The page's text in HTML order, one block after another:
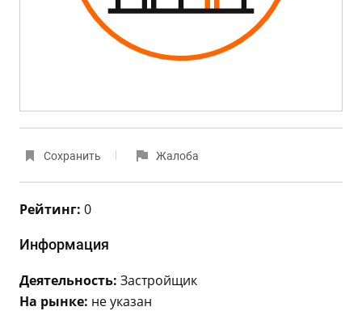
Сохранить Жалоба
Рейтинг: 0
Информация
Деятельность: Застройщик
На рынке: не указан